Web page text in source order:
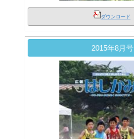
ダウンロード
2015年8月号